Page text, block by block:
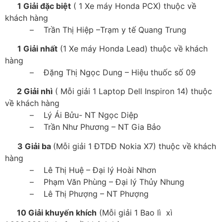
1 Giải đặc biệt ( 1 Xe máy Honda PCX) thuộc về
khách hàng
– Trần Thị Hiệp –Trạm y tế Quang Trung
1 Giải nhất (1 Xe máy Honda Lead) thuộc về khách
hàng
– Đặng Thị Ngọc Dung – Hiệu thuốc số 09
2 Giải nhì ( Mỗi giải 1 Laptop Dell Inspiron 14) thuộc
về khách hàng
– Lý Ái Bửu- NT Ngọc Diệp
– Trần Như Phương – NT Gia Bảo
3 Giải ba (Mỗi giải 1 ĐTDĐ Nokia X7) thuộc về khách
hàng
– Lê Thị Huệ – Đại lý Hoài Nhơn
– Phạm Văn Phùng – Đại lý Thủy Nhung
– Lê Thị Phượng – NT Phượng
10 Giải khuyến khích (Mỗi giải 1 Bao lì xì